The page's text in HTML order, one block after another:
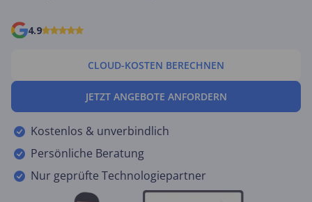
4.9
JETZT ANGEBOTE ANFORDERN
CLOUD-KOSTEN BERECHNEN
Kostenlos & unverbindlich
Persönliche Beratung
Nur geprüfte Technologiepartner